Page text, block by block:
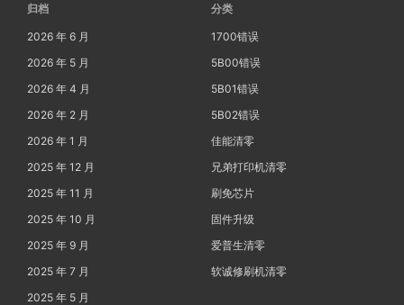
归档
2026 年 6 月
2026 年 5 月
2026 年 4 月
2026 年 2 月
2026 年 1 月
2025 年 12 月
2025 年 11 月
2025 年 10 月
2025 年 9 月
2025 年 7 月
2025 年 5 月
分类
1700错误
5B00错误
5B01错误
5B02错误
佳能清零
兄弟打印机清零
刷免芯片
固件升级
爱普生清零
软诚修刷机清零